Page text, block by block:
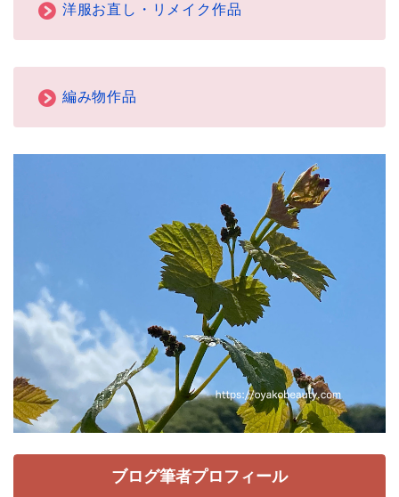
洋服お直し・リメイク作品
編み物作品
ブログ筆者プロフィール